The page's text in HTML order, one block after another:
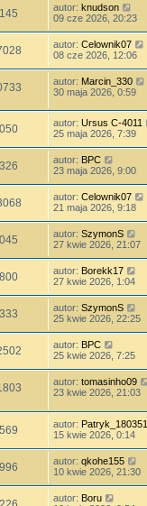
autor: knudson
09 cze 2026, 20:23
autor: Celownik07
08 cze 2026, 12:06
autor: Marcin_330
30 maja 2026, 0:59
autor: Ursus C-4011
25 maja 2026, 7:39
autor: BPC
23 maja 2026, 9:00
autor: Celownik07
21 maja 2026, 9:18
autor: SzymonS
27 kwie 2026, 21:07
autor: Borekk17
27 kwie 2026, 1:04
autor: SzymonS
25 kwie 2026, 22:25
autor: BPC
25 kwie 2026, 7:25
autor: tomasinho09
23 kwie 2026, 21:03
autor: Patryk_180351
15 kwie 2026, 0:14
autor: qkohe155
10 kwie 2026, 21:30
autor: Boru